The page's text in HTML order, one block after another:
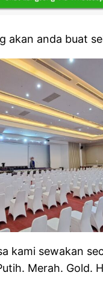
anda buat
kami sewakan
Merah. Gold.